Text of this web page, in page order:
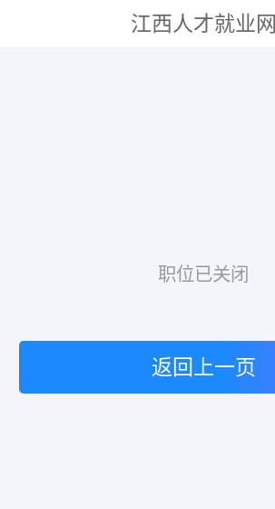
江西人才就业网
职位已关闭
返回上一页